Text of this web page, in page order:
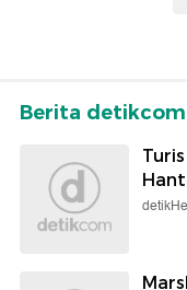
Berita detikcom